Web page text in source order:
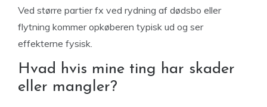
Ved større partier fx ved rydning af dødsbo eller
flytning kommer opkøberen typisk ud og ser
effekterne fysisk.
Hvad hvis mine ting har skader
eller mangler?